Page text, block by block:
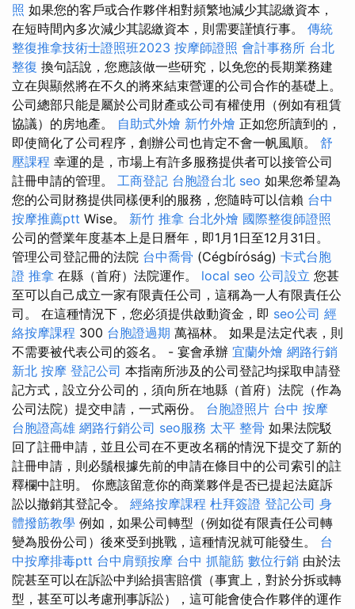
照 如果您的客戶或合作夥伴相對頻繁地減少其認繳資本，
在短時間內多次減少其認繳資本，則需要謹慎行事。 傳統
整復推拿技術士證照班2023 按摩師證照 會計事務所 台北
整復 換句話說，您應該做一些研究，以免您的長期業務建
立在與顯然將在不久的將來結束營運的公司合作的基礎上。
公司總部只能是屬於公司財產或公司有權使用（例如有租賃
協議）的房地產。 自助式外燴 新竹外燴 正如您所讀到的，
即使簡化了公司程序，創辦公司也肯定不會一帆風順。 舒
壓課程 幸運的是，市場上有許多服務提供者可以接管公司
註冊申請的管理。 工商登記 台胞證台北 seo 如果您希望為
您的公司財務提供同樣便利的服務，您隨時可以信賴 台中
按摩推薦ptt Wise。 新竹 推拿 台北外燴 國際整復師證照
公司的營業年度基本上是日曆年，即1月1日至12月31日。
管理公司登記冊的法院 台中喬骨 (Cégbíróság) 卡式台胞
證 推拿 在縣（首府）法院運作。 local seo 公司設立 您甚
至可以自己成立一家有限責任公司，這稱為一人有限責任公
司。 在這種情況下，您必須提供啟動資金，即 seo公司 經
絡按摩課程 300 台胞證過期 萬福林。 如果是法定代表，則
不需要被代表公司的簽名。 - 宴會承辦 宜蘭外燴 網路行銷
新北 按摩 登記公司 本指南所涉及的公司登記均採取申請登
記方式，設立分公司的，須向所在地縣（首府）法院（作為
公司法院）提交申請，一式兩份。 台胞證照片 台中 按摩
台胞證高雄 網路行銷公司 seo服務 太平 整骨 如果法院駁
回了註冊申請，並且公司在不更改名稱的情況下提交了新的
註冊申請，則必鬚根據先前的申請在條目中的公司索引的註
釋欄中註明。 你應該留意你的商業夥伴是否已提起法庭訴
訟以撤銷其登記令。 經絡按摩課程 杜拜簽證 登記公司 身
體撥筋教學 例如，如果公司轉型（例如從有限責任公司轉
變為股份公司）後來受到挑戰，這種情況就可能發生。 台
中按摩排毒ptt 台中肩頸按摩 台中 抓龍筋 數位行銷 由於法
院甚至可以在訴訟中判給損害賠償（事實上，對於分拆或轉
型，甚至可以考慮刑事訴訟），這可能會使合作夥伴的運作